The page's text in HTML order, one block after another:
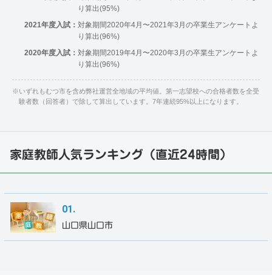
り算出(95%)
2021年度入試： 対象期間2020年4月〜2021年3月の卒業生アンケートよ
り算出(96%)
2020年度入試： 対象期間2019年4月〜2020年3月の卒業生アンケートよ
り算出(96%)
※いずれもむつ市を含め弊社運営全地域の平均値。第一志望校への合格者数を全受
験者数（回答者）で除して算出しています。7年連続95%以上になります。
家庭教師人気ランキング（直近24時間）
山口県山口市